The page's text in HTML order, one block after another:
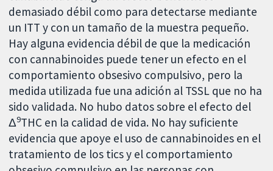
demasiado débil como para detectarse mediante
un ITT y con un tamaño de la muestra pequeño.
Hay alguna evidencia débil de que la medicación
con cannabinoides puede tener un efecto en el
comportamiento obsesivo compulsivo, pero la
medida utilizada fue una adición al TSSL que no ha
sido validada. No hubo datos sobre el efecto del
Δ9THC en la calidad de vida. No hay suficiente
evidencia que apoye el uso de cannabinoides en el
tratamiento de los tics y el comportamiento